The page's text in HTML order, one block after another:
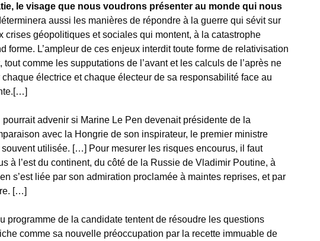
le visage que nous voudrons présenter au monde qui nous
aussi les manières de répondre à la guerre qui sévit sur
crises géopolitiques et sociales qui montent, à la catastrophe
forme. L’ampleur de ces enjeux interdit toute forme de relativisation
tout comme les supputations de l’avant et les calculs de l’après ne
électrice et chaque électeur de sa responsabilité face au
pourrait advenir si Marine Le Pen devenait présidente de la
avec la Hongrie de son inspirateur, le premier ministre
souvent utilisée. […] Pour mesurer les risques encourus, il faut
à l’est du continent, du côté de la Russie de Vladimir Poutine, à
s’est liée par son admiration proclamée à maintes reprises, et par
[…]
programme de la candidate tentent de résoudre les questions
comme sa nouvelle préoccupation par la recette immuable de